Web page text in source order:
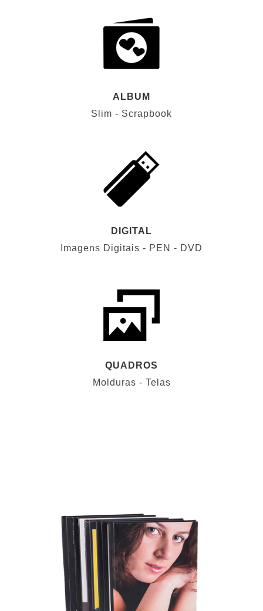
ALBUM
Slim - Scrapbook
DIGITAL
Imagens Digitais - PEN - DVD
QUADROS
Molduras - Telas